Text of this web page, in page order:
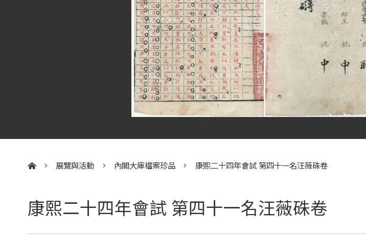
展覽與活動 內閣大庫檔案珍品 康熙二十四年會試 第四十一名汪薇硃卷
康熙二十四年會試 第四十一名汪薇硃卷